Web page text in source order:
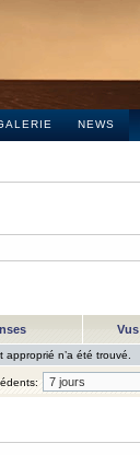
NEWS
Vus
approprié n’a été trouvé.